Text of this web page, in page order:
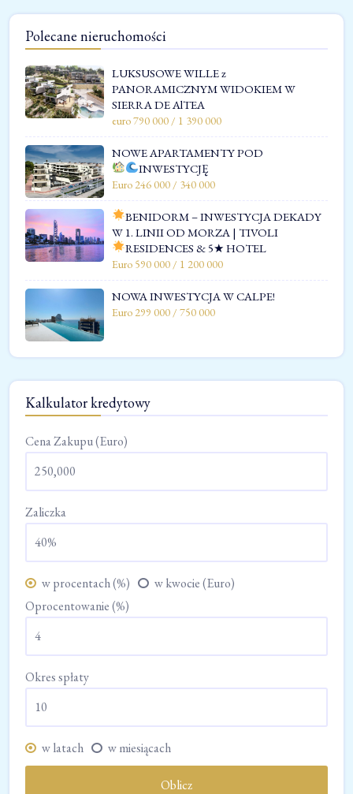
Polecane nieruchomości
LUKSUSOWE WILLE z
PANORAMICZNYM WIDOKIEM W
SIERRA DE AlTEA
euro 790 000 / 1 390 000
NOWE APARTAMENTY POD
INWESTYCJĘ
Euro 246 000 / 340 000
BENIDORM – INWESTYCJA DEKADY
W 1. LINII OD MORZA | TIVOLI
RESIDENCES & 5★ HOTEL
Euro 590 000 / 1 200 000
NOWA INWESTYCJA W CALPE!
Euro 299 000 / 750 000
Kalkulator kredytowy
Cena Zakupu (Euro)
Zaliczka
w procentach (%)
w kwocie (Euro)
Oprocentowanie (%)
Okres spłaty
w latach w miesiącach
Oblicz